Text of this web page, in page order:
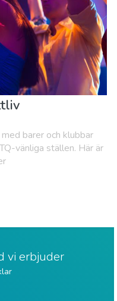
barer och klubbar
vänliga ställen. Här är
vi erbjuder